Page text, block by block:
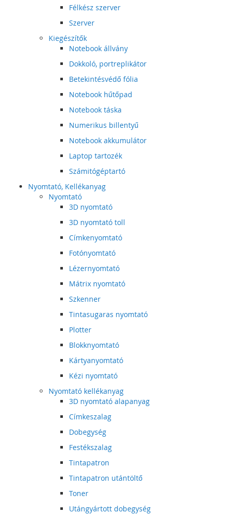
Félkész szerver
Szerver
Kiegészítők
Notebook állvány
Dokkoló, portreplikátor
Betekintésvédő fólia
Notebook hűtőpad
Notebook táska
Numerikus billentyű
Notebook akkumulátor
Laptop tartozék
Számitógéptartó
Nyomtató, Kellékanyag
Nyomtató
3D nyomtató
3D nyomtató toll
Címkenyomtató
Fotónyomtató
Lézernyomtató
Mátrix nyomtató
Szkenner
Tintasugaras nyomtató
Plotter
Blokknyomtató
Kártyanyomtató
Kézi nyomtató
Nyomtató kellékanyag
3D nyomtató alapanyag
Címkeszalag
Dobegység
Festékszalag
Tintapatron
Tintapatron utántöltő
Toner
Utángyártott dobegység